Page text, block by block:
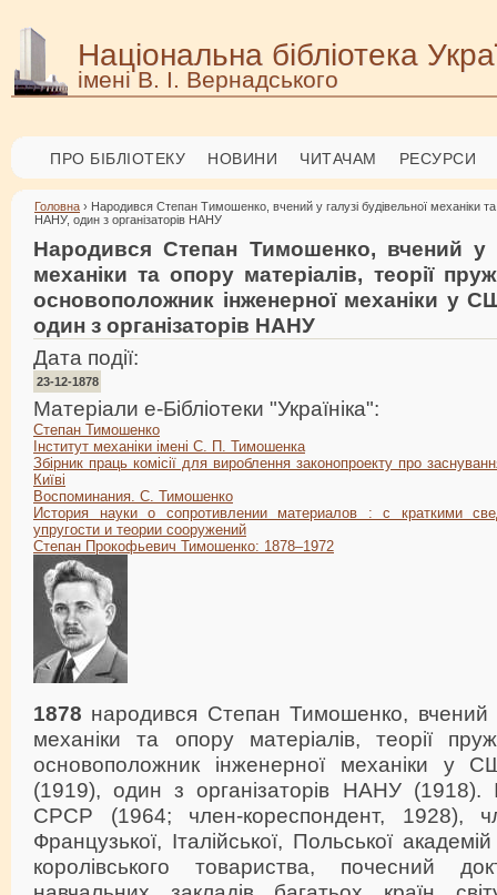
Національна бібліотека
імені В. І. Вернадського
ПРО БІБЛІОТЕКУ НОВИНИ ЧИТАЧАМ РЕСУРСИ
Головна › Народився Степан Тимошенко, вчений у галузі будівельної механіки
НАНУ, один з організаторів НАНУ
Народився Степан Тимошенко, вчений у
механіки та опору матеріалів, теорії
основоположник інженерної механіки у
один з організаторів НАНУ
Дата події:
23-12-1878
Матеріали е-Бібліотеки "Україніка":
Степан Тимошенко
Інститут механіки імені С. П. Тимошенка
Збірник праць комісії для вироблення законопроекту про
Київі
Воспоминания. С. Тимошенко
История науки о сопротивлении материалов : с краткими
упругости и теории сооружений
Степан Прокофьевич Тимошенко: 1878–1972
1878 народився Степан Тимошенко, вчений у
механіки та опору матеріалів, теорії
основоположник інженерної механіки у
(1919), один з організаторів НАНУ
СРСР (1964; член-кореспондент, 1928),
Французької, Італійської, Польської
королівського товариства, почесний